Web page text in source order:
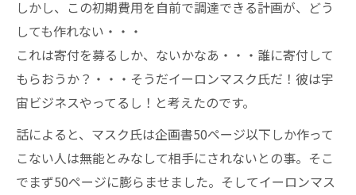
しかし、この初期費用を自前で調達できる計画が、どう
しても作れない・・・
これは寄付を募るしか、ないかなあ・・・誰に寄付して
もらおうか？・・・そうだイーロンマスク氏だ！彼は宇
宙ビジネスやってるし！と考えたのです。
話によると、マスク氏は企画書50ページ以下しか作って
こない人は無能とみなして相手にされないとの事。そこ
でまず50ページに膨らませました。そしてイーロンマス